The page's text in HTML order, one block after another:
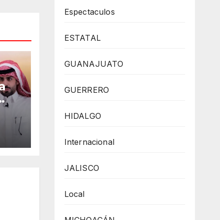
Espectaculos
ESTATAL
GUANAJUATO
GUERRERO
HIDALGO
Internacional
JALISCO
Local